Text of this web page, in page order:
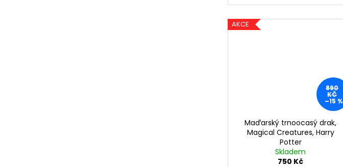
AKCE
890
KČ
–15 %
Maďarský trnoocasý drak,
Magical Creatures, Harry
Potter
Skladem
750 Kč